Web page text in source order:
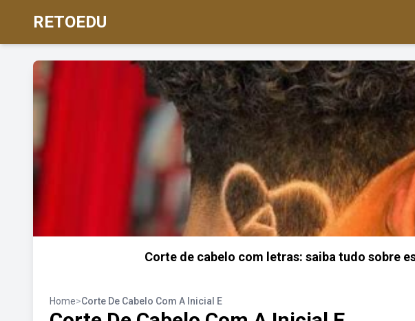
RETOEDU
Corte de cabelo com letras: saiba tudo sobre
Home>Corte De Cabelo Com A Inicial E